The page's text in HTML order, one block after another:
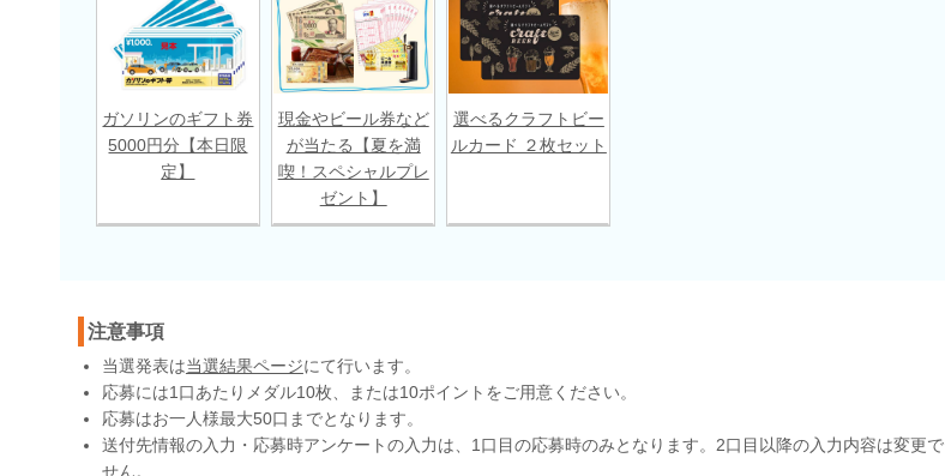
ガソリンのギフト券
5000円分【本日限
定】
現金やビール券など
が当たる【夏を満
喫！スペシャルプレ
ゼント】
選べるクラフトビー
ルカード ２枚セット
注意事項
当選発表は当選結果ページにて行います。
応募には1口あたりメダル10枚、または10ポイントをご用意ください。
応募はお一人様最大50口までとなります。
送付先情報の入力・応募時アンケートの入力は、1口目の応募時のみとなります。2口目以降の入力内容は変更で
せん。